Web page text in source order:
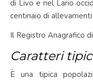
di Livo e nel Lario
centinaio di
Il Registro Anagrafico
Caratteri
È una tipica